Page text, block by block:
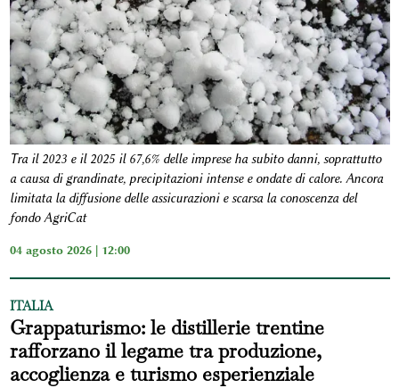
Tra il 2023 e il 2025 il 67,6% delle imprese ha subito danni, soprattutto
a causa di grandinate, precipitazioni intense e ondate di calore. Ancora
limitata la diffusione delle assicurazioni e scarsa la conoscenza del
fondo AgriCat
04 agosto 2026 | 12:00
ITALIA
Grappaturismo: le distillerie trentine
rafforzano il legame tra produzione,
accoglienza e turismo esperienziale